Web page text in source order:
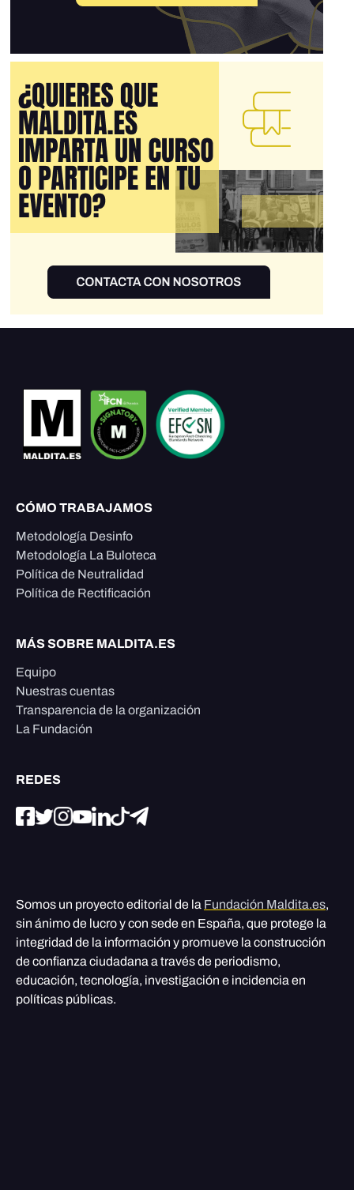
CÓMO TRABAJAMOS
Metodología Desinfo
Metodología La Buloteca
Política de Neutralidad
Política de Rectificación
MÁS SOBRE MALDITA.ES
Equipo
Nuestras cuentas
Transparencia de la organización
La Fundación
REDES
Somos un proyecto editorial de la Fundación Maldita.es,
sin ánimo de lucro y con sede en España, que protege la
integridad de la información y promueve la construcción
de confianza ciudadana a través de periodismo,
educación, tecnología, investigación e incidencia en
políticas públicas.